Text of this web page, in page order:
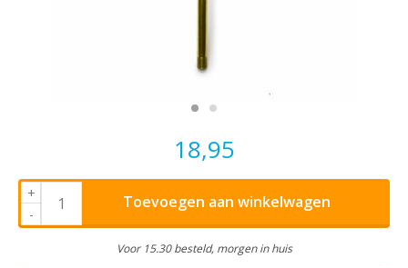
18,95
+
-
Toevoegen aan winkelwagen
Voor 15.30 besteld, morgen in huis